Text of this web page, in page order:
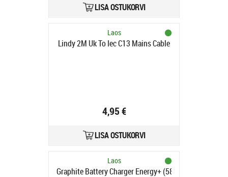
LISA OSTUKORVI
Laos
Lindy 2M Uk To Iec C13 Mains Cable
4,95 €
LISA OSTUKORVI
Laos
Graphite Battery Charger Energy+ (58G002-1)